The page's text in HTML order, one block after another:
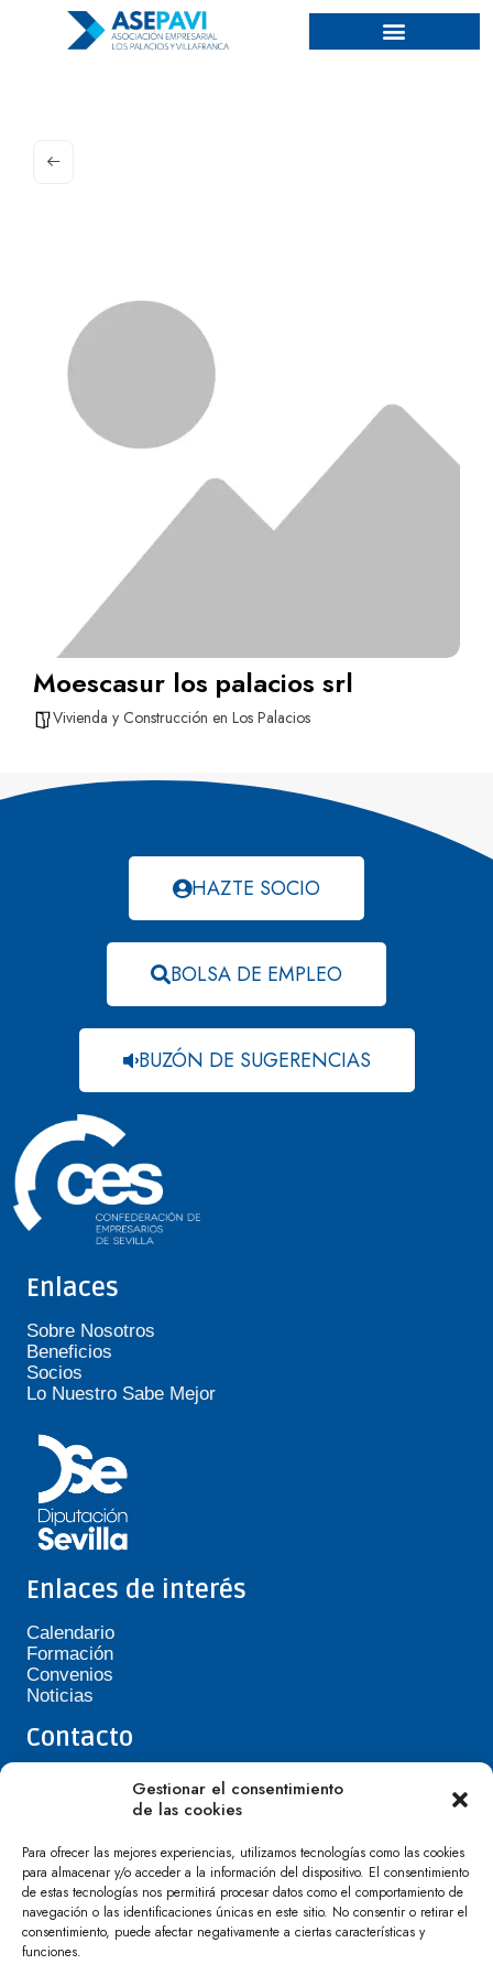
Gestionar el consentimiento
de las cookies
Para ofrecer las mejores experiencias, utilizamos tecnologías como las cookies
para almacenar y/o acceder a la información del dispositivo. El consentimiento
de estas tecnologías nos permitirá procesar datos como el comportamiento de
navegación o las identificaciones únicas en este sitio. No consentir o retirar el
consentimiento, puede afectar negativamente a ciertas características y
funciones.
Moescasur los palacios srl
Vivienda y Construcción en Los Palacios
HAZTE SOCIO
BOLSA DE EMPLEO
BUZÓN DE SUGERENCIAS
Enlaces
Sobre Nosotros
Beneficios
Socios
Lo Nuestro Sabe Mejor
Enlaces de interés
Calendario
Formación
Convenios
Noticias
Contacto
Teléfono de Asepavi: 623 394 601
asepavi20@gmail.com
Villafranca